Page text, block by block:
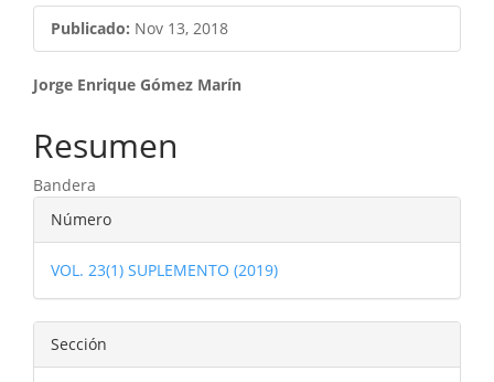
Publicado: Nov 13, 2018
Contenido
principal
del
artículo
Jorge Enrique Gómez Marín
Resumen
Bandera
Detalles
del
artículo
Número
VOL. 23(1) SUPLEMENTO (2019)
Sección